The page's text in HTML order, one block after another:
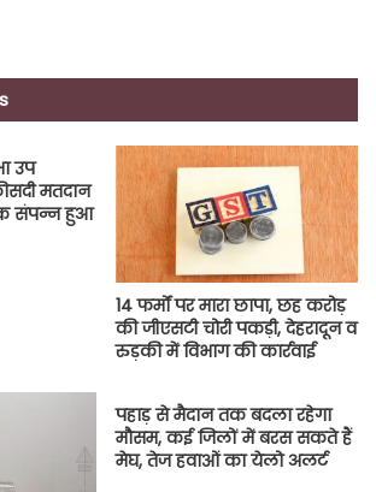
उप
मतदान
संपन्न हुआ
14 फर्माें पर मारा छापा, छह करोड़
की जीएसटी चोरी पकड़ी, देहरादून व
रुड़की में विभाग की कार्रवाई
पहाड़ से मैदान तक बदला रहेगा
मौसम, कई जिलों में बरस सकते हैं
मेघ, तेज हवाओं का येलो अलर्ट